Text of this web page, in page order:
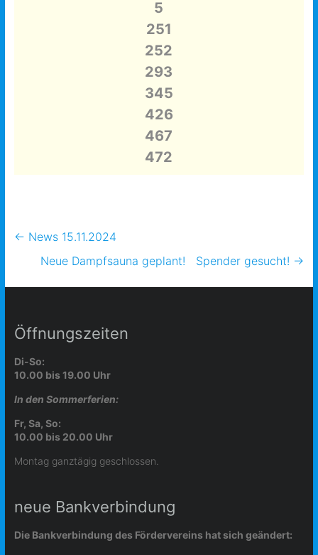
5
251
252
293
345
426
467
472
← News 15.11.2024
Neue Dampfsauna geplant! Spender gesucht! →
Öffnungszeiten
Di-So:
10.00 bis 19.00 Uhr
In den Sommerferien:
Fr, Sa, So:
10.00 bis 20.00 Uhr
Montag ganztägig geschlossen.
neue Bankverbindung
Die Bankverbindung des Fördervereins hat sich geändert: